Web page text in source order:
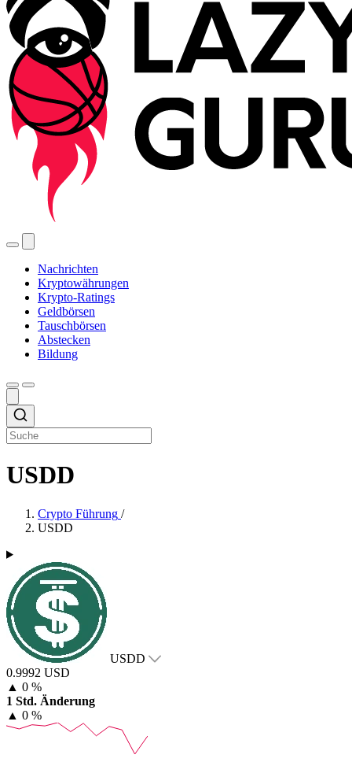
Nachrichten
Kryptowährungen
Krypto-Ratings
Geldbörsen
Tauschbörsen
Abstecken
Bildung
USDD
Crypto Führung /
USDD
USDD
0.9992 USD
▲ 0 %
1 Std. Änderung
▲ 0 %